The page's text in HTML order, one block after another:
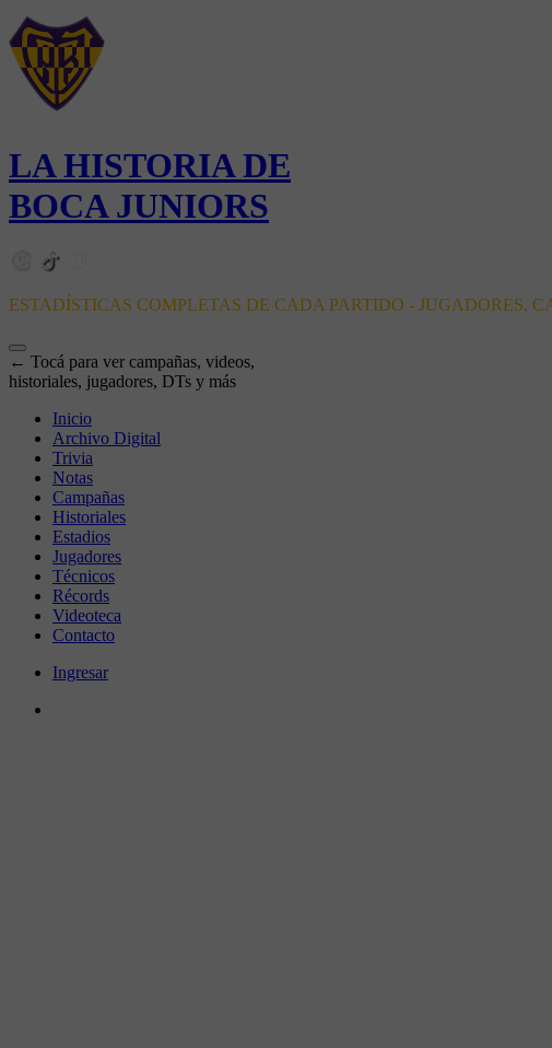
LA HISTORIA DE
BOCA JUNIORS
ESTADÍSTICAS COMPLETAS DE CADA PARTIDO - JUGADORES,
← Tocá para ver campañas, videos,
historiales, jugadores, DTs y más
Inicio
Archivo Digital
Trivia
Notas
Campañas
Historiales
Estadios
Jugadores
Técnicos
Récords
Videoteca
Contacto
Ingresar